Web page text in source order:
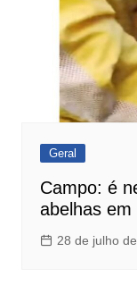
Geral
Campo: é
abelhas
28 de julho